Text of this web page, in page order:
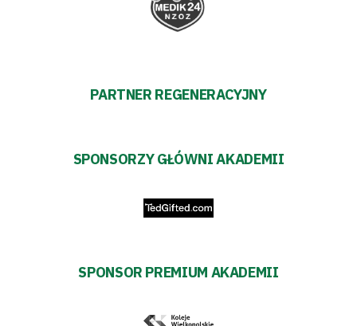
PARTNER REGENERACYJNY
SPONSORZY GŁÓWNI AKADEMII
SPONSOR PREMIUM AKADEMII